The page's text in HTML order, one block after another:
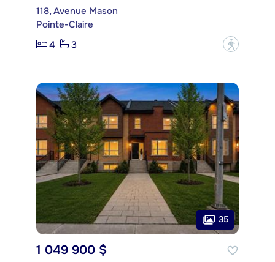
118, Avenue Mason
Pointe-Claire
4
3 ?
35
1 049 900 $